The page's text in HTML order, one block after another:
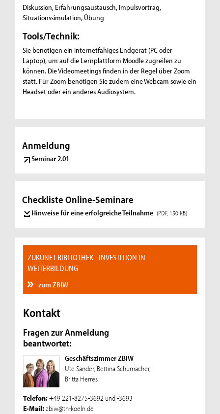
Diskussion, Erfahrungsaustausch, Impulsvortrag,
Situationssimulation, Übung
Tools/Technik:
Sie benötigen ein internetfähiges Endgerät (PC oder
Laptop), um auf die Lernplattform Moodle zugreifen zu
können. Die Videomeetings finden in der Regel über Zoom
statt. Für Zoom benötigen Sie zudem eine Webcam sowie ein
Headset oder ein anderes Audiosystem.
Anmeldung
Seminar 2.01
Checkliste Online-Seminare
Hinweise für eine erfolgreiche Teilnahme (PDF, 150 KB)
ZUKUNFT BIBLIOTHEK - INVESTITION IN
WEITERBILDUNG
zum ZBIW
Kontakt
Fragen zur Anmeldung
beantwortet:
Geschäftszimmer ZBIW
Ute Sander, Bettina Schumacher,
Britta Herres
Telefon:+49 221-8275-3692 und -3693
E-Mail:zbiw@th-koeln.de